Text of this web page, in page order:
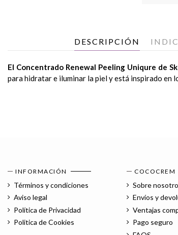
DESCRIPCIÓN
El Concentrado Renewal Peeling Uniqure de
para hidratar e iluminar la piel y está inspirado en
Descargo de responsabilidad: los
INFORMACIÓN
Términos y condiciones
Aviso legal
Política de Privacidad
Politica de Cookies
COCOCREM
Sobre
Envíos y
Ventajas
Pago seguro